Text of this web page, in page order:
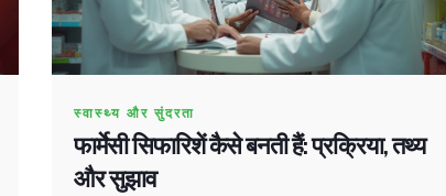
स्वास्थ्य और सुंदरता
फार्मेसी सिफारिशें कैसे बनती हैं: प्रक्रिया, तथ्य
और सुझाव